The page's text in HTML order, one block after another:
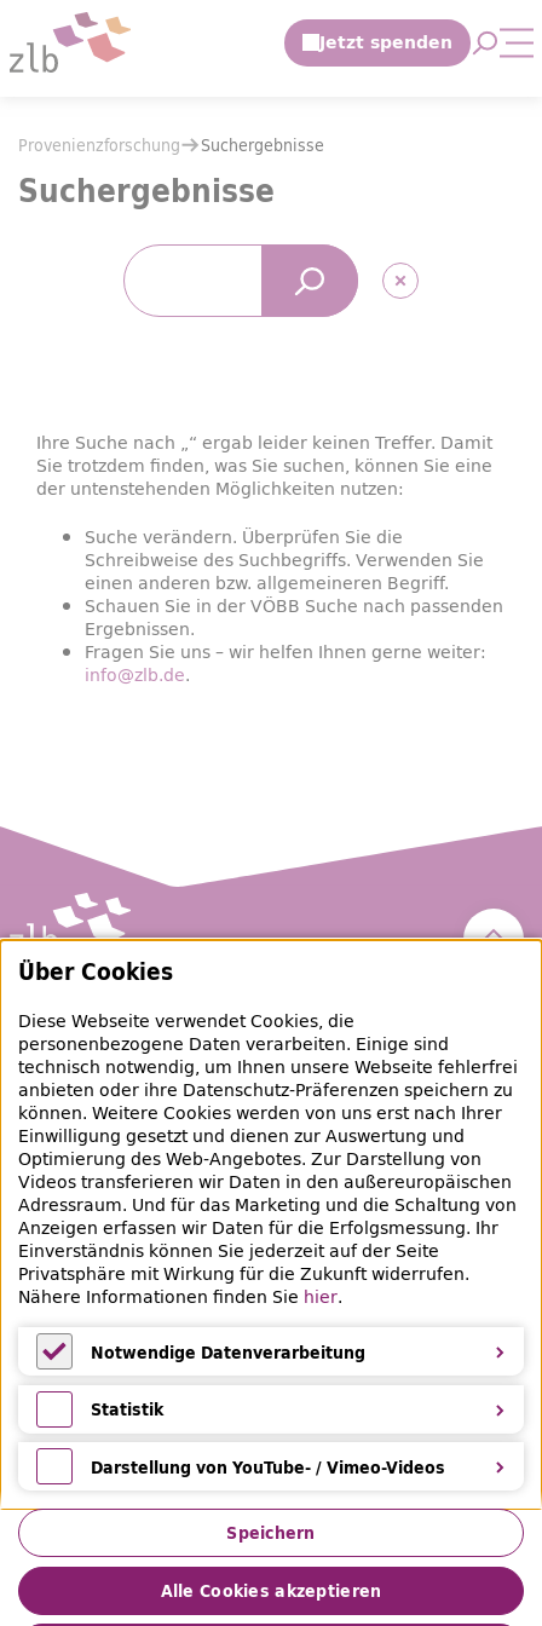
Zum Hauptinhalt springen
Zur Suche springen
Suchergebnisse
Sie befinden sich hier:
Provenienzforschung Suchergebnisse
Suchergebnisse
Suchbegriff Suchen
Ihre Suche nach „“ ergab leider keinen Treffer. Damit
Sie trotzdem finden, was Sie suchen, können Sie eine
der untenstehenden Möglichkeiten nutzen:
Suche verändern. Überprüfen Sie die
Schreibweise des Suchbegriffs. Verwenden Sie
einen anderen bzw. allgemeineren Begriff.
Schauen Sie in der VÖBB Suche nach passenden
Ergebnissen.
Fragen Sie uns – wir helfen Ihnen gerne weiter:
info@zlb.de.
Zentral- und Landesbibliothek Berlin
raubgut@zlb.de
+49 30 90226-733
Social-Media Kanäle der ZLB
Facebook Mastodon Instagram
Bereich Provenienzforschung
Breite Straße 30-36
10178 Berlin
Über Cookies
Diese Webseite verwendet Cookies, die
personenbezogene Daten verarbeiten. Einige sind
technisch notwendig, um Ihnen unsere Webseite fehlerfrei
anbieten oder ihre Datenschutz-Präferenzen speichern zu
können. Weitere Cookies werden von uns erst nach Ihrer
Einwilligung gesetzt und dienen zur Auswertung und
Optimierung des Web-Angebotes. Zur Darstellung von
Videos transferieren wir Daten in den außereuropäischen
Adressraum. Und für das Marketing und die Schaltung von
Anzeigen erfassen wir Daten für die Erfolgsmessung. Ihr
Einverständnis können Sie jederzeit auf der Seite
Privatsphäre mit Wirkung für die Zukunft widerrufen.
Nähere Informationen finden Sie hier.
Notwendige Datenverarbeitung
Notwendige Datenverarbeitung
Statistik
StatistikDarstellung von YouTube- / Vimeo-Videos
Darstellung von YouTube- / Vimeo-Videos
Speichern
Alle Cookies akzeptieren